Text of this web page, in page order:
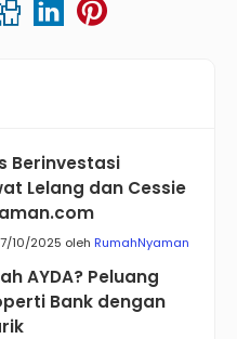
Berinvestasi
Lelang dan Cessie
10/2025 oleh RumahNyaman
AYDA? Peluang
Bank dengan